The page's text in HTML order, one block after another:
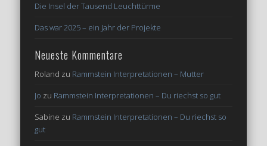
Die Insel der Tausend Leuchttürme
Das war 2025 – ein Jahr der Projekte
Neueste Kommentare
Roland zu Rammstein Interpretationen – Mutter
Jo zu Rammstein Interpretationen – Du riechst so gut
Sabine zu Rammstein Interpretationen – Du riechst so
gut